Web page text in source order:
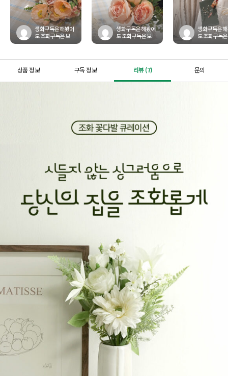
생화구독은 해봤어
도 조화구독은 보지
못했기에 호기심에
생화구독은 해봤어
도 조화구독은 보지
못했기에 호기심에
생화구독은
도 조화구독
못했기에 호
상품 정보 구독 정보 리뷰 (7) 문의